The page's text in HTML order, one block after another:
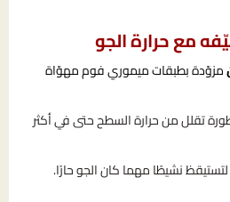
مع حرارة الجو
مزوّدة بطبقات ميموري فوم مهوّاة
تقلل من حرارة السطح حتى في أكثر
نشيطًا مهما كان الجو حارًا.